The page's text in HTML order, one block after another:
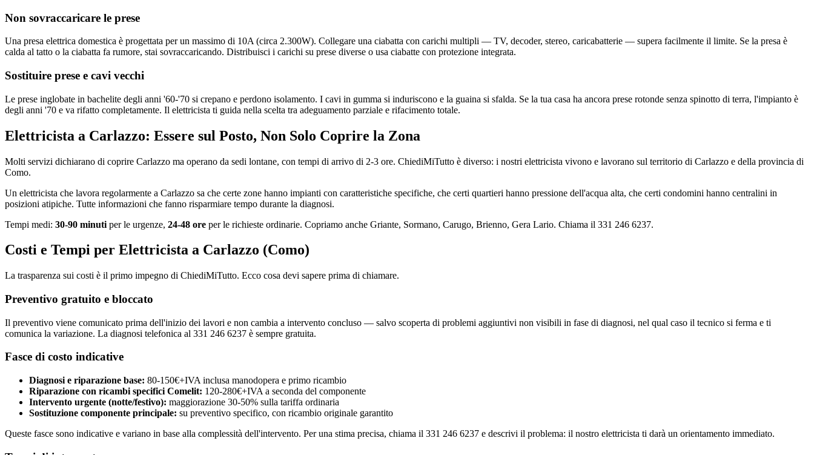
Non sovraccaricare le prese
Una presa elettrica domestica è progettata per un massimo di 10A (circa 2.300W). Collegare una ciabatta con carichi multipli — TV, decoder, stereo, caricabatterie — supera facilmente il limite. Se la presa è
calda al tatto o la ciabatta fa rumore, stai sovraccaricando. Distribuisci i carichi su prese diverse o usa ciabatte con protezione integrata.
Sostituire prese e cavi vecchi
Le prese inglobate in bachelite degli anni '60-'70 si crepano e perdono isolamento. I cavi in gumma si induriscono e la guaina si sfalda. Se la tua casa ha ancora prese rotonde senza spinotto di terra, l'impianto è
degli anni '70 e va rifatto completamente. Il elettricista ti guida nella scelta tra adeguamento parziale e rifacimento totale.
Elettricista a Carlazzo: Essere sul Posto, Non Solo Coprire la Zona
Molti servizi dichiarano di coprire Carlazzo ma operano da sedi lontane, con tempi di arrivo di 2-3 ore. ChiediMiTutto è diverso: i nostri elettricista vivono e lavorano sul territorio di Carlazzo e della provincia di
Como.
Un elettricista che lavora regolarmente a Carlazzo sa che certe zone hanno impianti con caratteristiche specifiche, che certi quartieri hanno pressione dell'acqua alta, che certi condomini hanno centralini in
posizioni atipiche. Tutte informazioni che fanno risparmiare tempo durante la diagnosi.
Tempi medi: 30-90 minuti per le urgenze, 24-48 ore per le richieste ordinarie. Copriamo anche Griante, Sormano, Carugo, Brienno, Gera Lario. Chiama il 331 246 6237.
Costi e Tempi per Elettricista a Carlazzo (Como)
La trasparenza sui costi è il primo impegno di ChiediMiTutto. Ecco cosa devi sapere prima di chiamare.
Preventivo gratuito e bloccato
Il preventivo viene comunicato prima dell'inizio dei lavori e non cambia a intervento concluso — salvo scoperta di problemi aggiuntivi non visibili in fase di diagnosi, nel qual caso il tecnico si ferma e ti
comunica la variazione. La diagnosi telefonica al 331 246 6237 è sempre gratuita.
Fasce di costo indicative
Diagnosi e riparazione base: 80-150€+IVA inclusa manodopera e primo ricambio
Riparazione con ricambi specifici Comelit: 120-280€+IVA a seconda del componente
Intervento urgente (notte/festivo): maggiorazione 30-50% sulla tariffa ordinaria
Sostituzione componente principale: su preventivo specifico, con ricambio originale garantito
Queste fasce sono indicative e variano in base alla complessità dell'intervento. Per una stima precisa, chiama il 331 246 6237 e descrivi il problema: il nostro elettricista ti darà un orientamento immediato.